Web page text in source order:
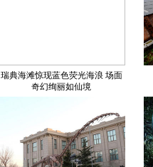
瑞典海滩惊现蓝色荧光海浪 场面
奇幻绚丽如仙境